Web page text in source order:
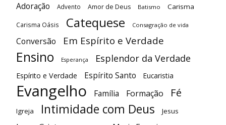
Adoração Advento Amor de Deus Batismo Carisma
Carisma Oásis Catequese Consagração de vida
Conversão Em Espírito e Verdade
Ensino Esperança Esplendor da Verdade
Espírito e Verdade Espírito Santo Eucaristia
Evangelho Família Formação Fé
Igreja Intimidade com Deus Jesus